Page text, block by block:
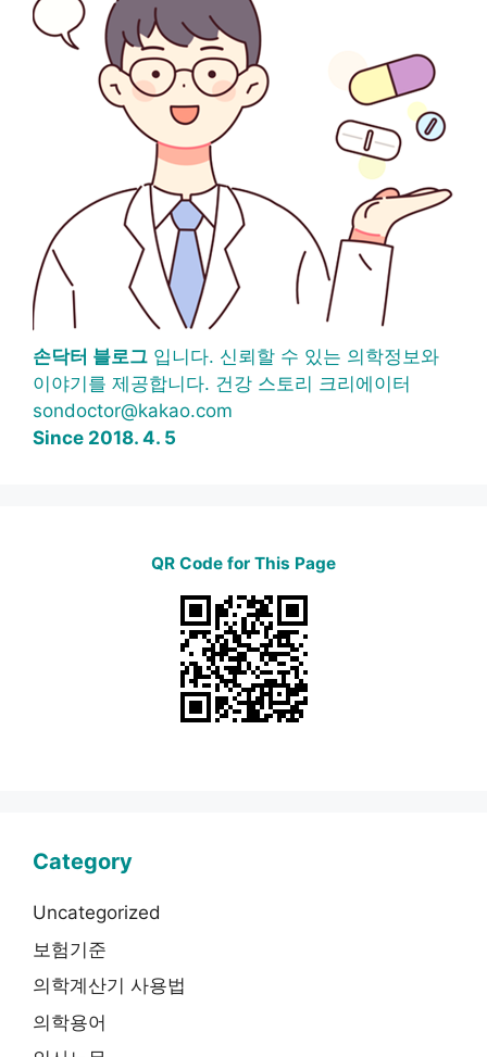
손닥터 블로그 입니다. 신뢰할 수 있는 의학정보와
이야기를 제공합니다. 건강 스토리 크리에이터
sondoctor@kakao.com
Since 2018. 4. 5
QR Code for This Page
Category
Uncategorized
보험기준
의학계산기 사용법
의학용어